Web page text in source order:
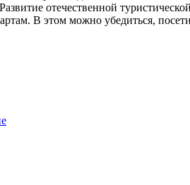
отечественной
В этом можно убедиться,